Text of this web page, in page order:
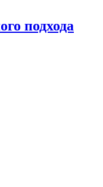
подхода